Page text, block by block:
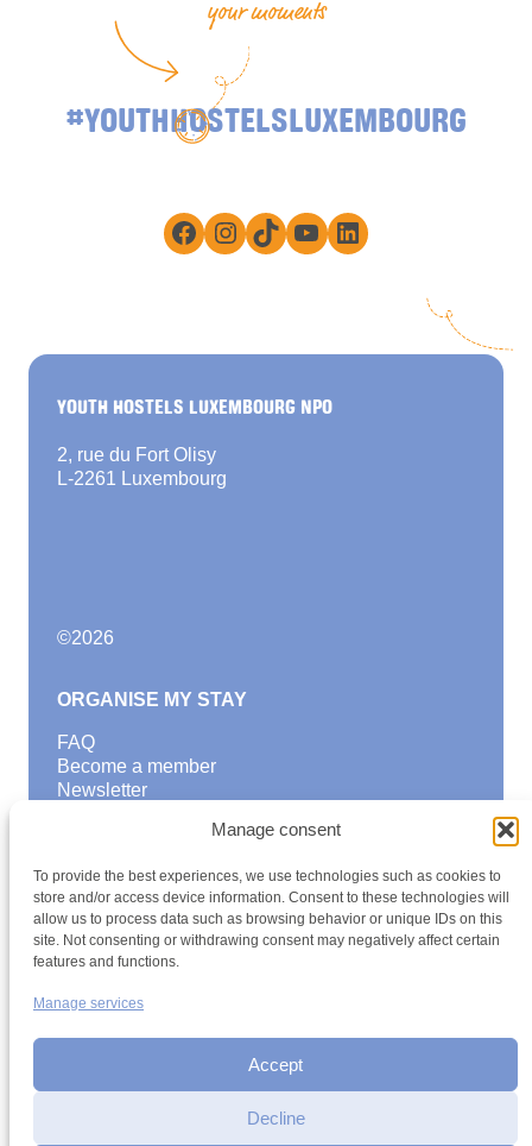
Manage consent
To provide the best experiences, we use technologies such as cookies to
store and/or access device information. Consent to these technologies will
allow us to process data such as browsing behavior or unique IDs on this
site. Not consenting or withdrawing consent may negatively affect certain
features and functions.
Manage services
Accept
Decline
your moments
#YOUTHHOSTELSLUXEMBOURG
Facebook
Instagram
TikTokYouTube
LinkedIn
YOUTH HOSTELS LUXEMBOURG NPO
2, rue du Fort Olisy
L-2261 Luxembourg
©2026
ORGANISE MY STAY
FAQ
Become a member
Newsletter
Find a youth hostel
Discover activities
School Trips and group excursions
Teambuilding
Youth Hostels Luxembourg NPO